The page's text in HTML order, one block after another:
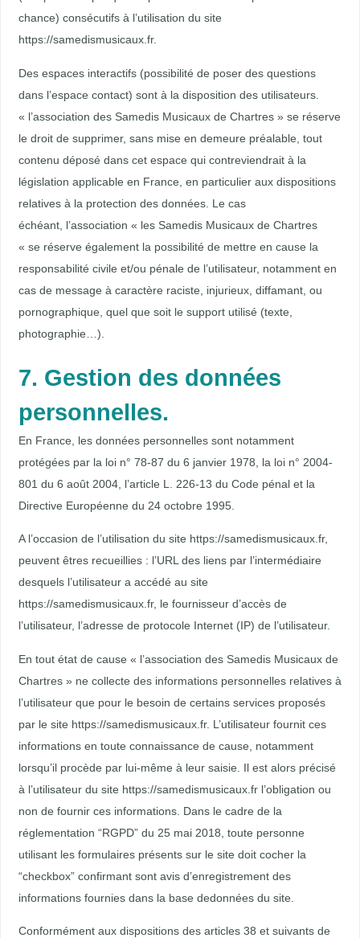
chance) consécutifs à l’utilisation du site
https://samedismusicaux.fr.
Des espaces interactifs (possibilité de poser des questions
dans l’espace contact) sont à la disposition des utilisateurs.
« l’association des Samedis Musicaux de Chartres » se réserve
le droit de supprimer, sans mise en demeure préalable, tout
contenu déposé dans cet espace qui contreviendrait à la
législation applicable en France, en particulier aux dispositions
relatives à la protection des données. Le cas
échéant, l’association « les Samedis Musicaux de Chartres
« se réserve également la possibilité de mettre en cause la
responsabilité civile et/ou pénale de l’utilisateur, notamment en
cas de message à caractère raciste, injurieux, diffamant, ou
pornographique, quel que soit le support utilisé (texte,
photographie…).
7. Gestion des données
personnelles.
En France, les données personnelles sont notamment
protégées par la loi n° 78-87 du 6 janvier 1978, la loi n° 2004-
801 du 6 août 2004, l’article L. 226-13 du Code pénal et la
Directive Européenne du 24 octobre 1995.
A l’occasion de l’utilisation du site https://samedismusicaux.fr,
peuvent êtres recueillies : l’URL des liens par l’intermédiaire
desquels l’utilisateur a accédé au site
https://samedismusicaux.fr, le fournisseur d’accès de
l’utilisateur, l’adresse de protocole Internet (IP) de l’utilisateur.
En tout état de cause « l’association des Samedis Musicaux de
Chartres » ne collecte des informations personnelles relatives à
l’utilisateur que pour le besoin de certains services proposés
par le site https://samedismusicaux.fr. L’utilisateur fournit ces
informations en toute connaissance de cause, notamment
lorsqu’il procède par lui-même à leur saisie. Il est alors précisé
à l’utilisateur du site https://samedismusicaux.fr l’obligation ou
non de fournir ces informations. Dans le cadre de la
réglementation “RGPD” du 25 mai 2018, toute personne
utilisant les formulaires présents sur le site doit cocher la
“checkbox” confirmant sont avis d’enregistrement des
informations fournies dans la base dedonnées du site.
Conformément aux dispositions des articles 38 et suivants de